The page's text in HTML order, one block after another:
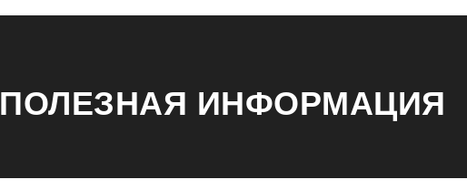
ПОЛЕЗНАЯ ИНФОРМАЦИЯ